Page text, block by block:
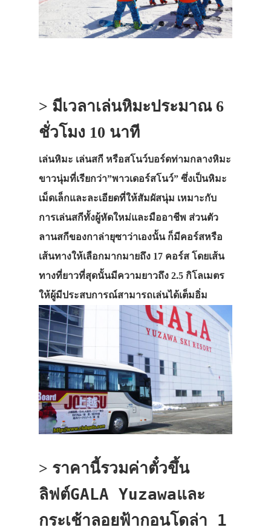
> มีเวลาเล่นหิมะประมาณ 6
ชั่วโมง 10 นาที
เล่นหิมะ เล่นสกี หรือสโนว์บอร์ดท่ามกลางหิมะ
ขาวนุ่มที่เรียกว่า”พาวเดอร์สโนว์” ซึ่งเป็นหิมะ
เม็ดเล็กและละเอียดที่ให้สัมผัสนุ่ม เหมาะกับ
การเล่นสกีทั้งผู้หัดใหม่และมืออาชีพ ส่วนตัว
ลานสกีของกาล่ายุซาว่าเองนั้น ก็มีคอร์สหรือ
เส้นทางให้เลือกมากมายถึง 17 คอร์ส โดยเส้น
ทางที่ยาวที่สุดนั้นมีความยาวถึง 2.5 กิโลเมตร
ให้ผู้มีประสบการณ์สามารถเล่นได้เต็มอิ่ม
> ราคานี้รวมค่าตั๋วขึ้น
ลิฟต์GALA Yuzawaและ
กระเช้าลอยฟ้ากอนโดล่า 1